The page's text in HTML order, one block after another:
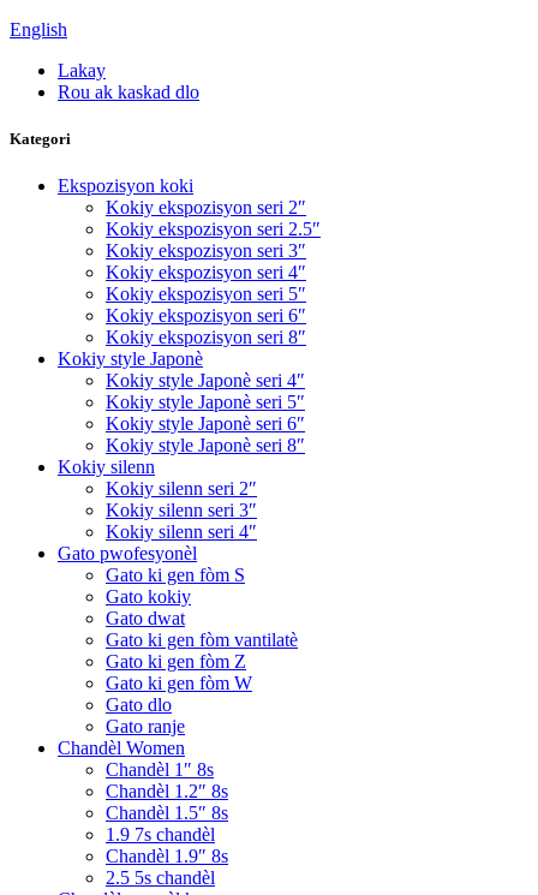
English
Lakay
Rou ak kaskad dlo
Kategori
Ekspozisyon koki
Kokiy ekspozisyon seri 2″
Kokiy ekspozisyon seri 2.5″
Kokiy ekspozisyon seri 3″
Kokiy ekspozisyon seri 4″
Kokiy ekspozisyon seri 5″
Kokiy ekspozisyon seri 6″
Kokiy ekspozisyon seri 8″
Kokiy style Japonè
Kokiy style Japonè seri 4″
Kokiy style Japonè seri 5″
Kokiy style Japonè seri 6″
Kokiy style Japonè seri 8″
Kokiy silenn
Kokiy silenn seri 2″
Kokiy silenn seri 3″
Kokiy silenn seri 4″
Gato pwofesyonèl
Gato ki gen fòm S
Gato kokiy
Gato dwat
Gato ki gen fòm vantilatè
Gato ki gen fòm Z
Gato ki gen fòm W
Gato dlo
Gato ranje
Chandèl Women
Chandèl 1″ 8s
Chandèl 1.2″ 8s
Chandèl 1.5″ 8s
1.9 7s chandèl
Chandèl 1.9″ 8s
2.5 5s chandèl